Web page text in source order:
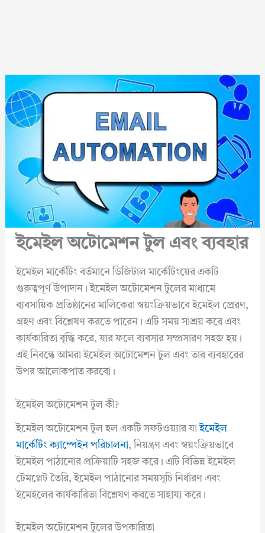
ইমেইল অটোমেশন টুল এবং ব্যবহার
ইমেইল মার্কেটিং বর্তমানে ডিজিটাল মার্কেটিংয়ের একটি
গুরুত্বপূর্ণ উপাদান। ইমেইল অটোমেশন টুলের মাধ্যমে
ব্যবসায়িক প্রতিষ্ঠানের মালিকেরা স্বয়ংক্রিয়ভাবে ইমেইল প্রেরণ,
গ্রহণ এবং বিশ্লেষণ করতে পারেন। এটি সময় সাশ্রয় করে এবং
কার্যকারিতা বৃদ্ধি করে, যার ফলে ব্যবসার সম্প্রসারণ সহজ হয়।
এই নিবন্ধে আমরা ইমেইল অটোমেশন টুল এবং তার ব্যবহারের
উপর আলোকপাত করবো।
ইমেইল অটোমেশন টুল কী?
ইমেইল অটোমেশন টুল হল একটি সফটওয়্যার যাইমেইল
মার্কেটিং ক্যাম্পেইন পরিচালনা, নিয়ন্ত্রণ এবং স্বয়ংক্রিয়ভাবে
ইমেইল পাঠানোর প্রক্রিয়াটি সহজ করে। এটি বিভিন্ন ইমেইল
টেমপ্লেট তৈরি, ইমেইল পাঠানোর সময়সূচি নির্ধারণ এবং
ইমেইলের কার্যকারিতা বিশ্লেষণ করতে সাহায্য করে।
ইমেইল অটোমেশন টুলের উপকারিতা